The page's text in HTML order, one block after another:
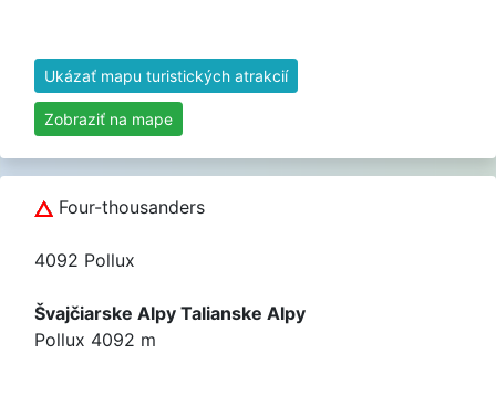
Ukázať mapu turistických atrakcií
Zobraziť na mape
Four-thousanders
4092 Pollux
Švajčiarske Alpy Talianske Alpy
Pollux 4092 m